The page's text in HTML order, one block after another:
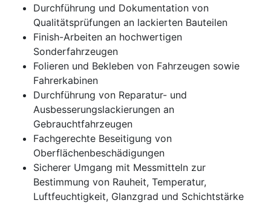
Durchführung und Dokumentation von
Qualitätsprüfungen an lackierten Bauteilen
Finish-Arbeiten an hochwertigen
Sonderfahrzeugen
Folieren und Bekleben von Fahrzeugen sowie
Fahrerkabinen
Durchführung von Reparatur- und
Ausbesserungslackierungen an
Gebrauchtfahrzeugen
Fachgerechte Beseitigung von
Oberflächenbeschädigungen
Sicherer Umgang mit Messmitteln zur
Bestimmung von Rauheit, Temperatur,
Luftfeuchtigkeit, Glanzgrad und Schichtstärke